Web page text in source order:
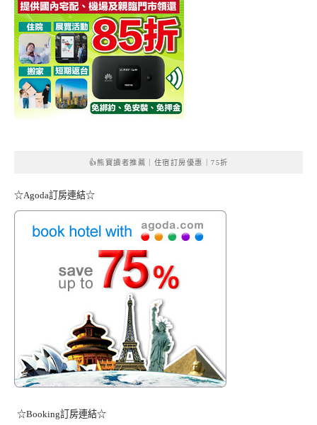
👍熊寶讀者推薦｜住宿訂房優惠｜75折
☆Agoda訂房連結☆
☆Booking訂房連結☆